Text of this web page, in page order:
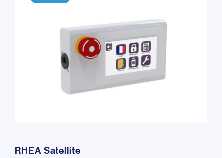
RHEA Satellite